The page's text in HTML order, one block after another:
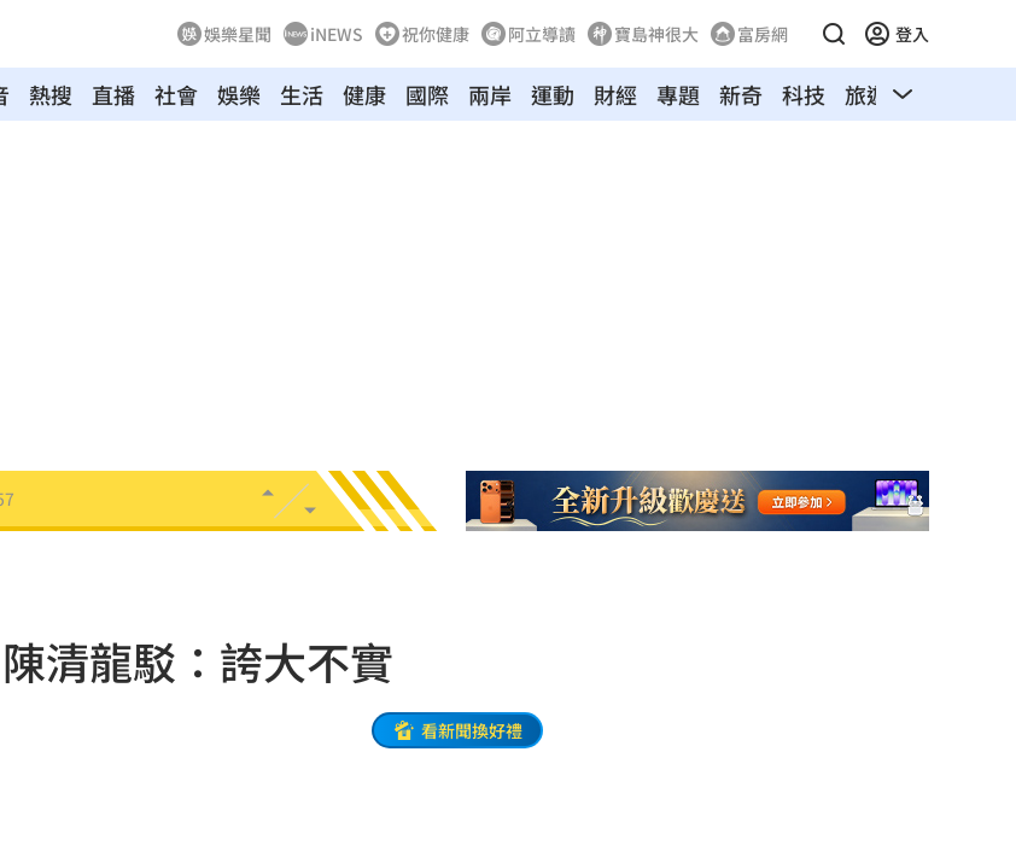
娛樂星聞 iNEWS 祝你健康 阿立導讀 寶島神很大 富房網 登入
熱搜 直播 社會 娛樂 生活 健康 國際 兩岸 運動 財經 專題 新奇 科技 旅遊 汽車
清龍駁：誇大不實
看新聞換好禮